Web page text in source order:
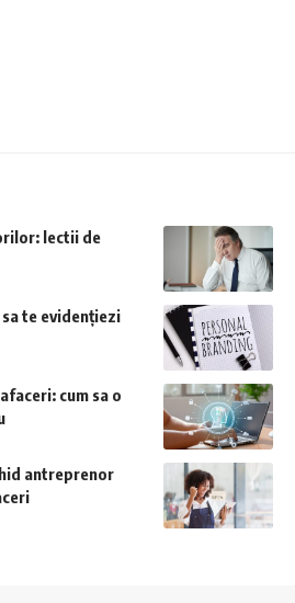
lectii de
te evidențiezi
cum sa o
antreprenor